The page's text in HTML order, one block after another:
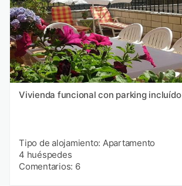
Vivienda funcional con parking incluído
Tipo de alojamiento: Apartamento
4 huéspedes
Comentarios: 6